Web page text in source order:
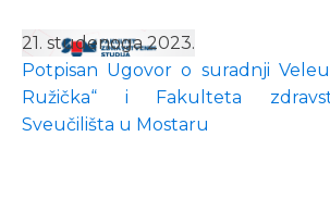
21. studenoga 2023.
Potpisan Ugovor o suradnji
Ružička“ i Fakulteta
Sveučilišta u Mostaru